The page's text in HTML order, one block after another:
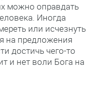
можно оправдать
Иногда
или исчезнуть
на предложения
достичь чего-то
и нет воли Бога на